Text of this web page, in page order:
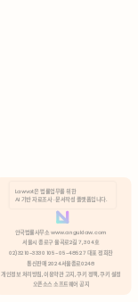
분석 쿠키 허용
Lawvot은 법률업무를 위한
AI 기반 자료조사 · 문서작성 플랫폼입니다.
안국법률사무소 www.anguklaw.com
서울시 종로구 율곡로2길 7, 304호
02)3210-3330 105-05-48527 대표 정희찬
통신판매 2024서울종로0248
개인정보 처리방침, 이용약관 고지, 쿠키 정책, 쿠키 설정
오픈소스 소프트웨어 공지